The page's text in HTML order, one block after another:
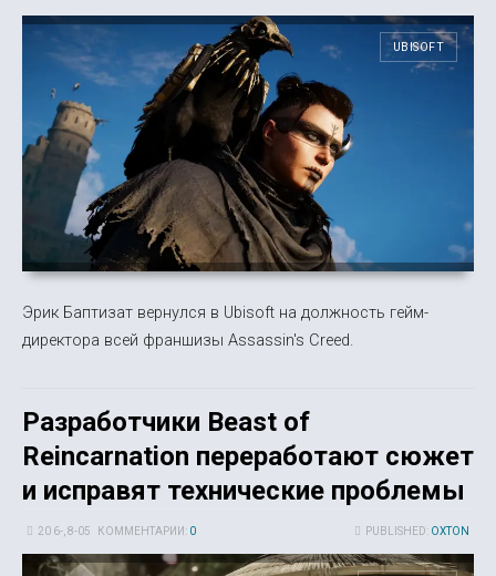
UBISOFT
Эрик Баптизат вернулся в Ubisoft на должность гейм-
директора всей франшизы Assassin's Creed.
Разработчики Beast of
Reincarnation переработают сюжет
и исправят технические проблемы
PUBLISHED: OXTON
20 6-, 8-05 КОММЕНТАРИИ: 0